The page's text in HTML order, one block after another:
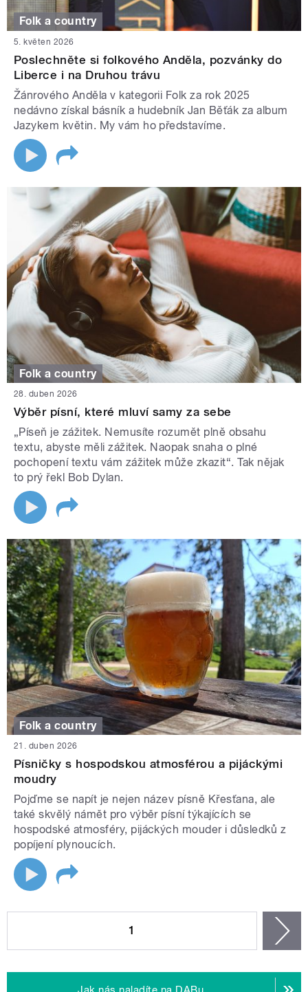
Folk a country
5. květen 2026
Poslechněte si folkového Anděla, pozvánky do
Liberce i na Druhou trávu
Žánrového Anděla v kategorii Folk za rok 2025
nedávno získal básník a hudebník Jan Běťák za album
Jazykem květin. My vám ho představíme.
Folk a country
28. duben 2026
Výběr písní, které mluví samy za sebe
„Píseň je zážitek. Nemusíte rozumět plně obsahu
textu, abyste měli zážitek. Naopak snaha o plné
pochopení textu vám zážitek může zkazit“. Tak nějak
to prý řekl Bob Dylan.
Folk a country
21. duben 2026
Písničky s hospodskou atmosférou a pijáckými
moudry
Pojďme se napít je nejen název písně Křesťana, ale
také skvělý námět pro výběr písní týkajících se
hospodské atmosféry, pijáckých mouder i důsledků z
popíjení plynoucích.
1